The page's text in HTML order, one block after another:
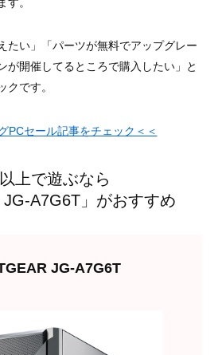
す。
たい」「パーツが無料でアップグレー
が開催してるところで購入したい」と
クです。
PCセール記事をチェック＜＜
上で遊ぶなら
JG-A7G6T」がおすすめ
JG-A7G6T